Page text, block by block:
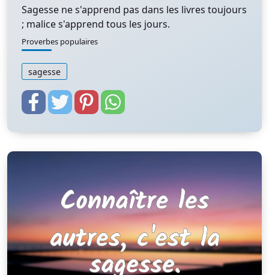
Sagesse ne s'apprend pas dans les livres toujours
; malice s'apprend tous les jours.
Proverbes populaires
sagesse